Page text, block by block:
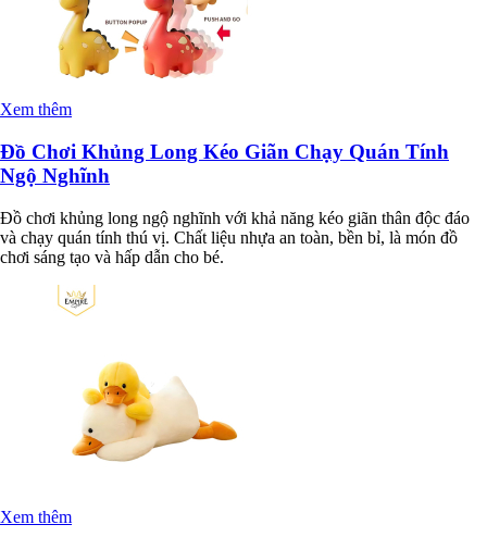
Xem thêm
Đồ Chơi Khủng Long Kéo Giãn Chạy Quán Tính
Ngộ Nghĩnh
Đồ chơi khủng long ngộ nghĩnh với khả năng kéo giãn thân độc đáo
và chạy quán tính thú vị. Chất liệu nhựa an toàn, bền bỉ, là món đồ
chơi sáng tạo và hấp dẫn cho bé.
Xem thêm